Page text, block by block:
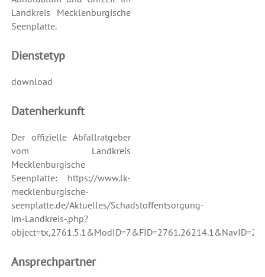
Landkreis Mecklenburgische
Seenplatte.
Dienstetyp
download
Datenherkunft
Der offizielle Abfallratgeber
vom Landkreis
Mecklenburgische
Seenplatte: https://www.lk-
mecklenburgische-
seenplatte.de/Aktuelles/Schadstoffentsorgung-
im-Landkreis-.php?
Ansprechpartner